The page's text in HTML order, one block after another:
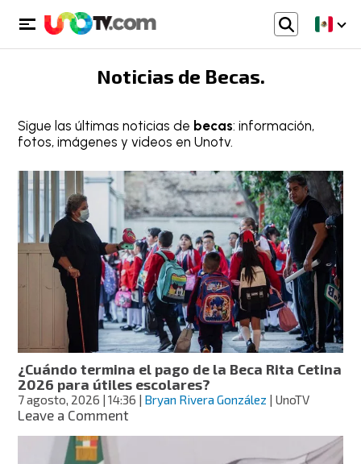
Noticias de Becas.
Sigue las últimas noticias de becas: información,
fotos, imágenes y videos en Unotv.
¿Cuándo termina el pago de la Beca Rita Cetina
2026 para útiles escolares?
7 agosto, 2026 | 14:36 | Bryan Rivera González | UnoTV
Leave a Commenton